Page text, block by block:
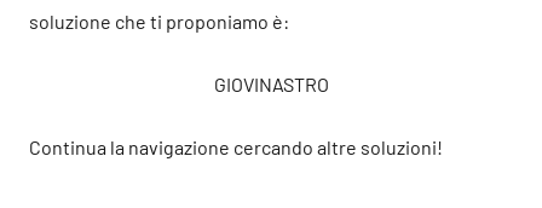
soluzione che ti proponiamo è:
GIOVINASTRO
Continua la navigazione cercando altre soluzioni!